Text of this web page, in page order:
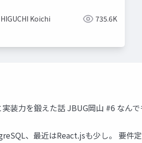
HIGUCHI Koichi 735.6K
装力を鍛えた話 JBUG岡山 #6 な
、最近はReact.jsも少し。 要